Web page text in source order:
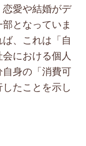
愛や結婚がデ
となっていま
、これは「自
における個人
身の「消費可
たことを示し